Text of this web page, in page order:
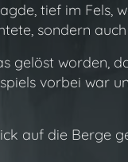
tief im Fels,
sondern
gelöst worden,
vorbei war
auf die Berge